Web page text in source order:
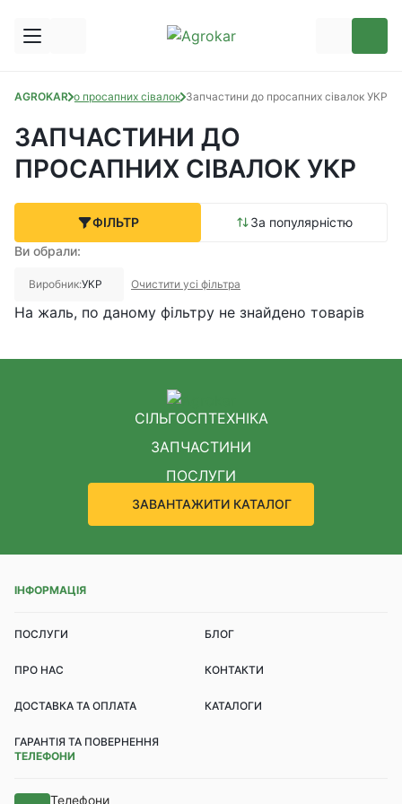
AGROKAR
Запчастини до просапних сівалок Запчастини до просапних сівалок УКР
ЗАПЧАСТИНИ ДО
ПРОСАПНИХ СІВАЛОК УКР
ФІЛЬТР
За популярністю
Ви обрали:
Виробник:УКР Очистити усі фільтра
На жаль, по даному фільтру не знайдено товарів
СІЛЬГОСПТЕХНІКА
ЗАПЧАСТИНИ
ПОСЛУГИ
ЗАВАНТАЖИТИ КАТАЛОГ
ІНФОРМАЦІЯ
ПОСЛУГИ БЛОГ
ПРО НАС КОНТАКТИ
ДОСТАВКА ТА ОПЛАТА КАТАЛОГИ
ГАРАНТІЯ ТА ПОВЕРНЕННЯ
ТЕЛЕФОНИ
Телефони